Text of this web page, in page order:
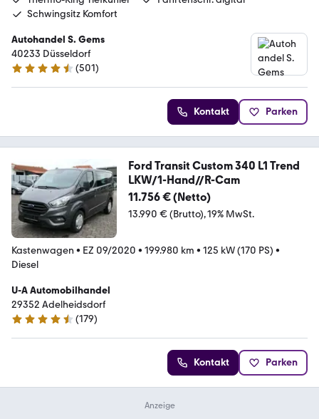
Schwingsitz Komfort
Autohandel S. Gems
40233 Düsseldorf
4.4 Sterne
(501)
Kontakt Parken
Ford Transit Custom 340 L1 Trend
LKW/1-Hand//R-Cam
11.756 € (Netto)
13.990 € (Brutto) 19% MwSt.
Kastenwagen • EZ 09/2020 • 199.980 km • 125 kW (170 PS) •
Diesel
U-A Automobilhandel
29352 Adelheidsdorf
4.5 Sterne
(179)
Kontakt Parken